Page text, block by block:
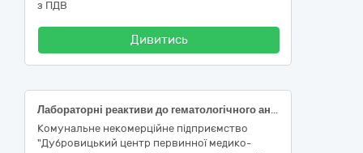
з ПДВ
Дивитись
Лабораторні реактиви до гематологічного аналізатора BC-20s Mindray
Комунальне некомерційне підприємство
"Дубровицький центр первинної медико-